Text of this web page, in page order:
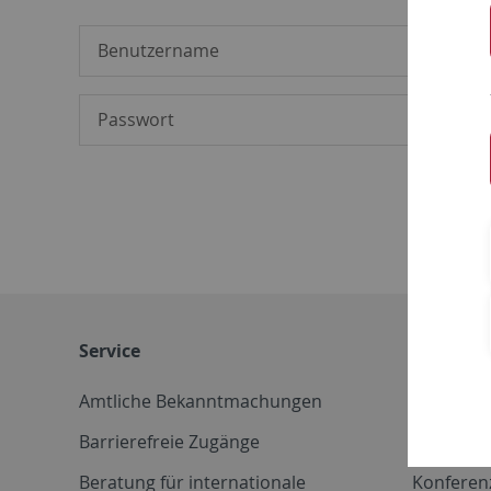
Service
Amtliche Bekanntmachungen
Barrierefreie Zugänge
Beratung für internationale